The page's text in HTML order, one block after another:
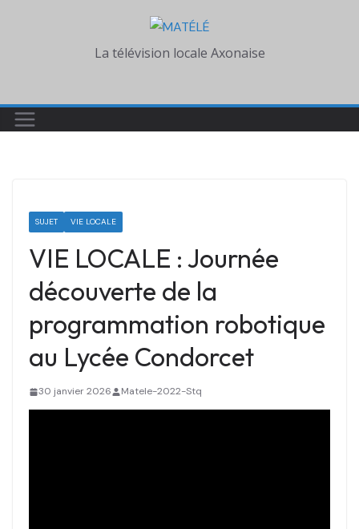
La télévision locale Axonaise
SUJET VIE LOCALE
VIE LOCALE : Journée
découverte de la
programmation robotique
au Lycée Condorcet
30 janvier 2026 Matele-2022-Stq